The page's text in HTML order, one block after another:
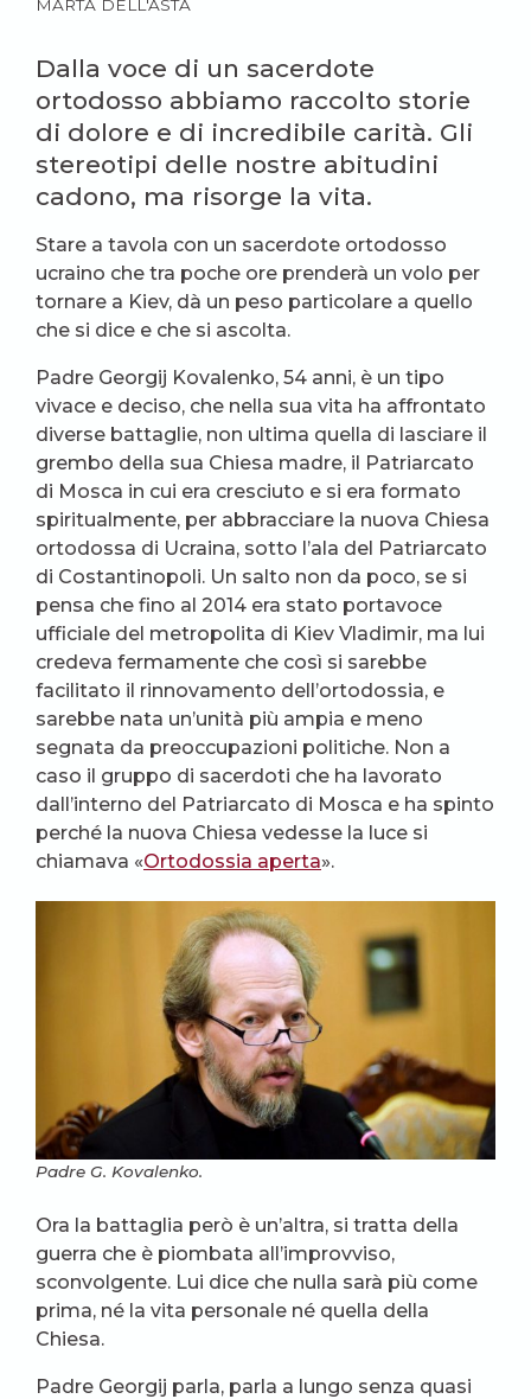
MARTA DELL'ASTA
Dalla voce di un sacerdote
ortodosso abbiamo raccolto storie
di dolore e di incredibile carità. Gli
stereotipi delle nostre abitudini
cadono, ma risorge la vita.
Stare a tavola con un sacerdote ortodosso
ucraino che tra poche ore prenderà un volo per
tornare a Kiev, dà un peso particolare a quello
che si dice e che si ascolta.
Padre Georgij Kovalenko, 54 anni, è un tipo
vivace e deciso, che nella sua vita ha affrontato
diverse battaglie, non ultima quella di lasciare il
grembo della sua Chiesa madre, il Patriarcato
di Mosca in cui era cresciuto e si era formato
spiritualmente, per abbracciare la nuova Chiesa
ortodossa di Ucraina, sotto l’ala del Patriarcato
di Costantinopoli. Un salto non da poco, se si
pensa che fino al 2014 era stato portavoce
ufficiale del metropolita di Kiev Vladimir, ma lui
credeva fermamente che così si sarebbe
facilitato il rinnovamento dell’ortodossia, e
sarebbe nata un’unità più ampia e meno
segnata da preoccupazioni politiche. Non a
caso il gruppo di sacerdoti che ha lavorato
dall’interno del Patriarcato di Mosca e ha spinto
perché la nuova Chiesa vedesse la luce si
chiamava «Ortodossia aperta».
Padre G. Kovalenko.
Ora la battaglia però è un’altra, si tratta della
guerra che è piombata all’improvviso,
sconvolgente. Lui dice che nulla sarà più come
prima, né la vita personale né quella della
Chiesa.
Padre Georgij parla, parla a lungo senza quasi